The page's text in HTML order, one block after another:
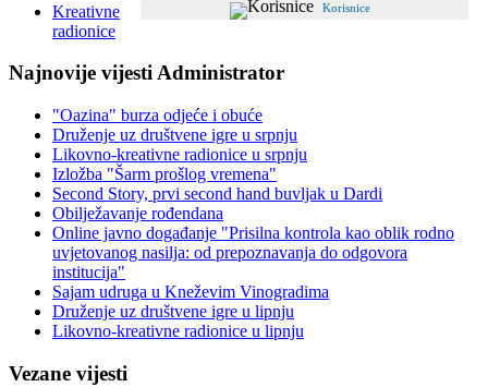
Korisnice
Kreativne
radionice
Najnovije vijesti Administrator
"Oazina" burza odjeće i obuće
Druženje uz društvene igre u srpnju
Likovno-kreativne radionice u srpnju
Izložba "Šarm prošlog vremena"
Second Story, prvi second hand buvljak u Dardi
Obilježavanje rođendana
Online javno događanje "Prisilna kontrola kao oblik rodno
uvjetovanog nasilja: od prepoznavanja do odgovora
institucija"
Sajam udruga u Kneževim Vinogradima
Druženje uz društvene igre u lipnju
Likovno-kreativne radionice u lipnju
Vezane vijesti